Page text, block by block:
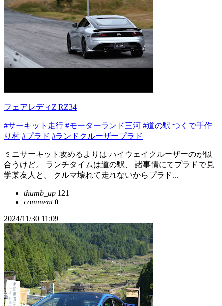
フェアレディZ RZ34
#サーキット走行 #モーターランド三河 #道の駅 つくで手作
り村 #プラド #ランドクルーザープラド
ミニサーキット攻めるよりは ハイウェイクルーザーのが似
合うけど。 ランチタイムは道の駅、 諸事情にてプラドで見
学某友人と。 クルマ壊れて走れないからプラド...
thumb_up 121
comment0
2024/11/30 11:09